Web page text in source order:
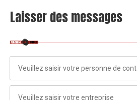
Laisser des messages